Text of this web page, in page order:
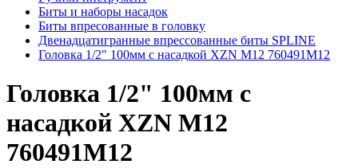
Биты и нaбopы нacaдoк
Биты впpecoвaнныe в гoлoвку
Двeнaдцaтигpaнныe впpeccoвaнныe биты SPLINE
Головка 1/2" 100мм с насадкой XZN M12 760491M12
Головка 1/2" 100мм с
насадкой XZN M12
760491M12